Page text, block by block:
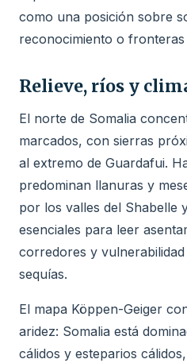
como una posición sobre
reconocimiento o fronteras
Relieve, ríos y
El norte de Somalia
marcados, con sierras
al extremo de Guardafui.
predominan llanuras y
por los valles del Shabelle
esenciales para leer
corredores y
sequías.
El mapa Köppen-Geiger
aridez: Somalia está
cálidos y esteparios